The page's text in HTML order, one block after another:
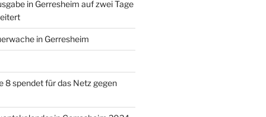
in Gerresheim auf zwei Tage
in Gerresheim
8 spendet für das Netz gegen